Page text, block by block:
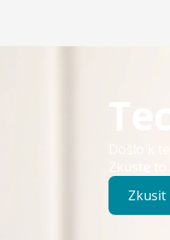
Došlo k
Zkuste to
Zkusit